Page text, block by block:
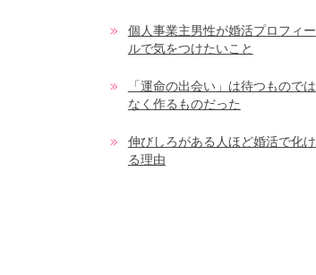
個人事業主男性が婚活プロフィー
ルで気をつけたいこと
「運命の出会い」は待つものでは
なく作るものだった
伸びしろがある人ほど婚活で化け
る理由